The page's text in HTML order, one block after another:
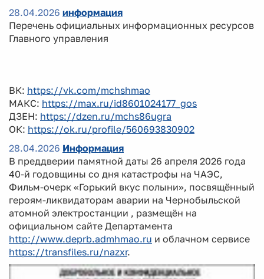
28.04.2026 информация
Перечень официальных информационных ресурсов
Главного управления
ВК: https://vk.com/mchshmao
МАКС: https://max.ru/id8601024177_gos
ДЗЕН: https://dzen.ru/mchs86ugra
ОК: https://ok.ru/profile/560693830902
28.04.2026 Информация
В преддверии памятной даты 26 апреля 2026 года
40-й годовщины со дня катастрофы на ЧАЭС,
Фильм-очерк «Горький вкус полыни», посвящённый
героям-ликвидаторам аварии на Чернобыльской
атомной электростанции , размещён на
официальном сайте Департамента
http://www.deprb.admhmao.ru и облачном сервисе
https://transfiles.ru/nazxr.